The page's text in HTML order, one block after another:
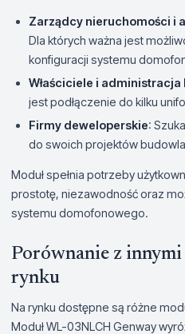
Zarządcy nieruchomości i
Dla których ważna jest
konfiguracji systemu
Właściciele i
jest podłączenie do kilku
Firmy deweloperskie:
do swoich projektów
Moduł spełnia potrzeby
prostotę, niezawodność oraz
systemu domofonowego.
Porównanie z
rynku
Na rynku dostępne są różne
Moduł WL-03NLCH Genway